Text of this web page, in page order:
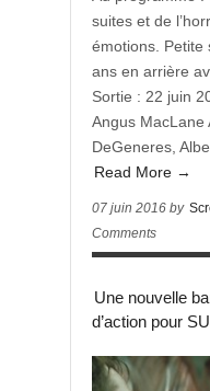
suites et de
émotions. Petite
ans en arrière
Sortie : 22 juin
Angus MacLane
DeGeneres,
Read More →
07 juin 2016 by
Comments
Une nouvelle
d’action pour